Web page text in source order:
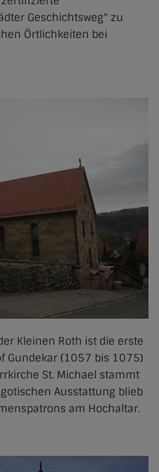
Geschichtsweg" zu
Örtlichkeiten bei
Kleinen Roth ist die erste
Gundekar (1057 bis 1075)
St. Michael stammt
Ausstattung blieb
am Hochaltar.